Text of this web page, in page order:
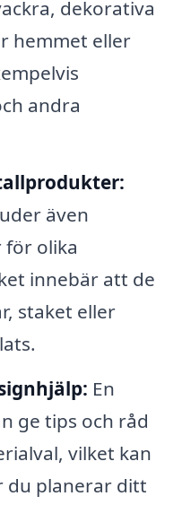
dekorativa
hemmet eller
andra
även
olika
innebär att de
staket eller
En
ge tips och råd
vilket kan
du planerar ditt